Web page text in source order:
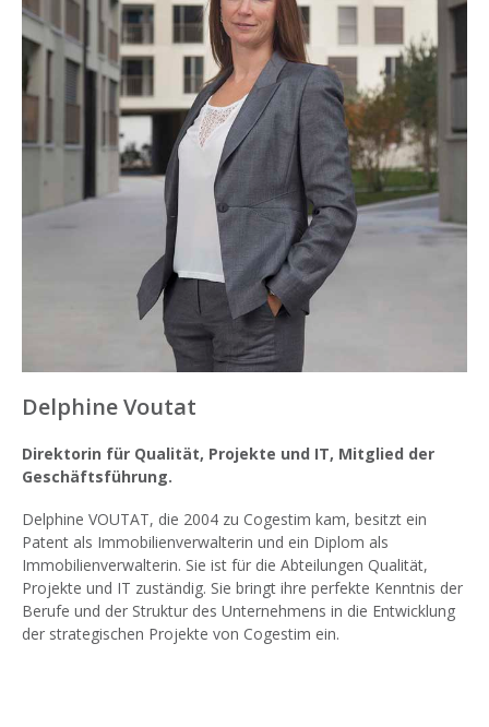
Delphine Voutat
Direktorin für Qualität, Projekte und IT, Mitglied der
Geschäftsführung.
Delphine VOUTAT, die 2004 zu Cogestim kam, besitzt ein
Patent als Immobilienverwalterin und ein Diplom als
Immobilienverwalterin. Sie ist für die Abteilungen Qualität,
Projekte und IT zuständig. Sie bringt ihre perfekte Kenntnis der
Berufe und der Struktur des Unternehmens in die Entwicklung
der strategischen Projekte von Cogestim ein.